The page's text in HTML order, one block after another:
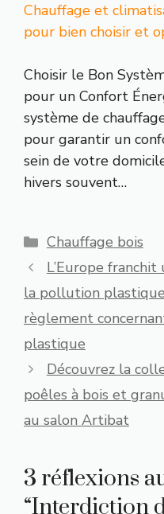
Chauffage et
pour bien choisir et
Choisir le Bon
pour un Confort
système de
pour garantir un
sein de votre
hivers souvent…
Catégories
Chauffage bois
L’Europe
la pollution plastique
règlement
plastique
Découvrez la
poêles à bois et
au salon Artibat
3 réflexions
“Interdiction